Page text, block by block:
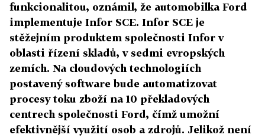
funkcionalitou, oznámil, že automobilka Ford
implementuje Infor SCE. Infor SCE je
stěžejním produktem společnosti Infor v
oblasti řízení skladů, v sedmi evropských
zemích. Na cloudových technologiích
postavený software bude automatizovat
procesy toku zboží na 10 překladových
centrech společnosti Ford, čímž umožní
efektivnější využití osob a zdrojů. Jelikož není